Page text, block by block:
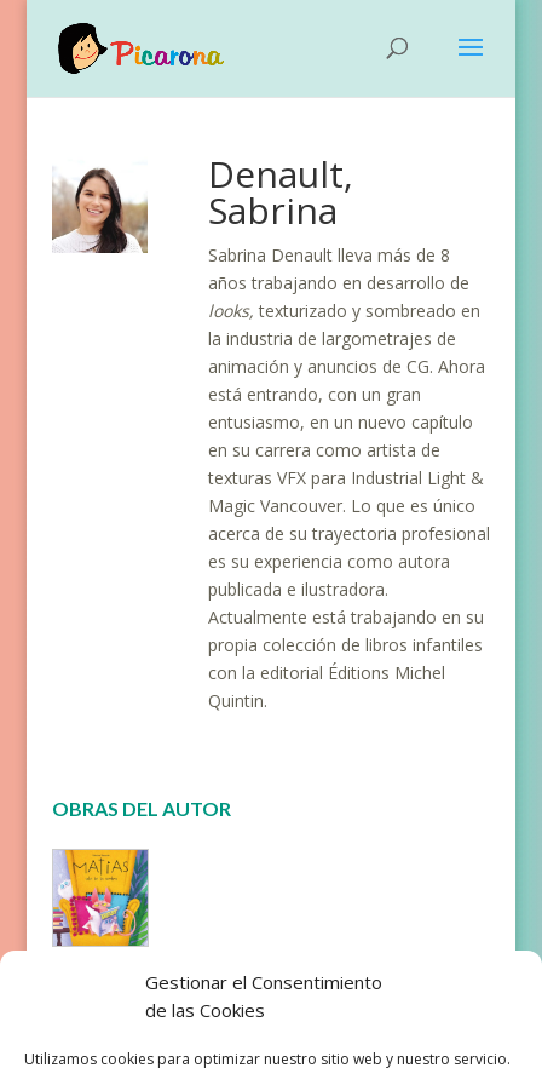
Gestionar el Consentimiento
de las Cookies
Utilizamos cookies para optimizar nuestro sitio web y nuestro servicio.
Denault,
Sabrina
Sabrina Denault lleva más de 8
años trabajando en desarrollo de
looks, texturizado y sombreado en
la industria de largometrajes de
animación y anuncios de CG. Ahora
está entrando, con un gran
entusiasmo, en un nuevo capítulo
en su carrera como artista de
texturas VFX para Industrial Light &
Magic Vancouver. Lo que es único
acerca de su trayectoria profesional
es su experiencia como autora
publicada e ilustradora.
Actualmente está trabajando en su
propia colección de libros infantiles
con la editorial Éditions Michel
Quintin.
OBRAS DEL AUTOR